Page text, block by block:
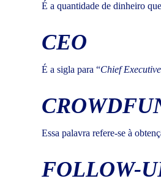
É a quantidade de dinheiro
CEO
É a sigla para “Chief Executive
Essa palavra refere-se à
FOLLOW-